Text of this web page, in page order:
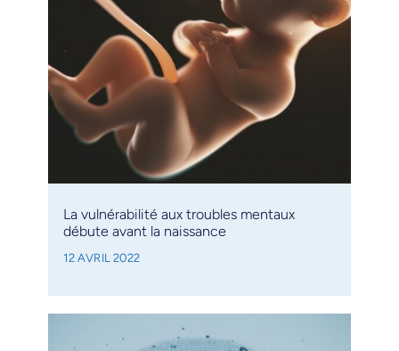
La vulnérabilité aux troubles mentaux
débute avant la naissance
12 AVRIL 2022